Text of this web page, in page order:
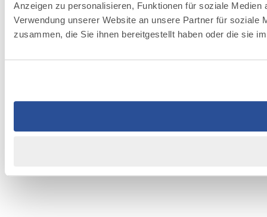
Anzeigen zu personalisieren, Funktionen für soziale
Verwendung unserer Website an unsere Partner für soziale
zusammen, die Sie ihnen bereitgestellt haben oder die sie